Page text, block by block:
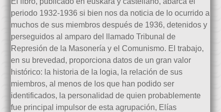
periodo 1932-1936 si bien nos da noticia de lo ocurrido a
muchos de sus miembros después de 1936, detenidos y
perseguidos al amparo del llamado Tribunal de
Represión de la Masonería y el Comunismo. El trabajo,
en su brevedad, proporciona datos de un gran valor
histórico: la historia de la logia, la relación de sus
miembros, al menos de los que han podido ser
identificados, la personalidad de quien probablemente
fue principal impulsor de esta agrupación, Elías